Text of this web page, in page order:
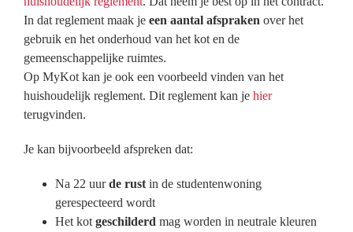
Brussel als studentenstad
Overloop de checklist
Nuttige links
FAQ
In dat reglement maak je een aantal afspraken over het
gebruik en het onderhoud van het kot en de
gemeenschappelijke ruimtes.
Op MyKot kan je ook een voorbeeld vinden van het
huishoudelijk reglement. Dit reglement kan je hier
terugvinden.
Je kan bijvoorbeeld afspreken dat:
Na 22 uurde rust in de studentenwoning
gerespecteerd wordt
Het kot geschilderd mag worden in neutrale kleuren